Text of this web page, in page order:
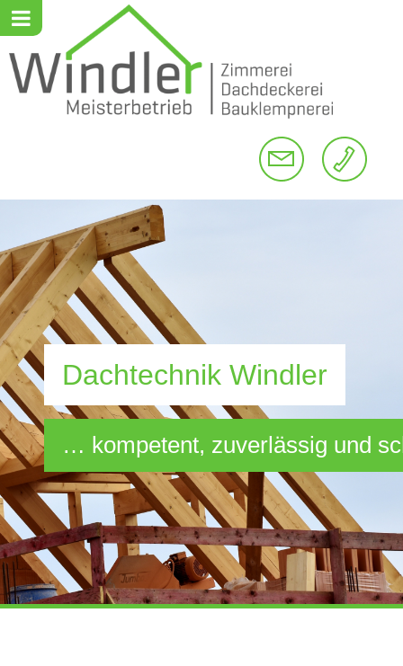
Dachtechnik Windler
… kompetent, zuverlässig und